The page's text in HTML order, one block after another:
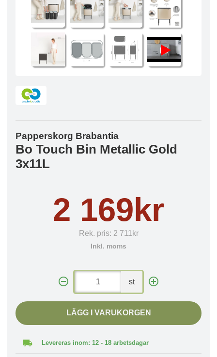
Papperskorg Brabantia
Bo Touch Bin Metallic Gold
3x11L
2 169kr
Rek. pris: 2 711kr
Inkl. moms
st
LÄGG I VARUKORGEN
Levereras inom: 12 - 18 arbetsdagar